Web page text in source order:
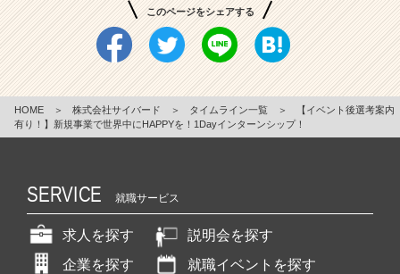
このページをシェアする
HOME ＞ 株式会社サイバード ＞ タイムライン一覧 ＞
【イベント後選考案内
有り！】新規事業で世界中にHAPPYを！1Dayインターンシップ！
SERVICE 就職サービス
求人を探す
説明会を探す
企業を探す
就職イベントを探す